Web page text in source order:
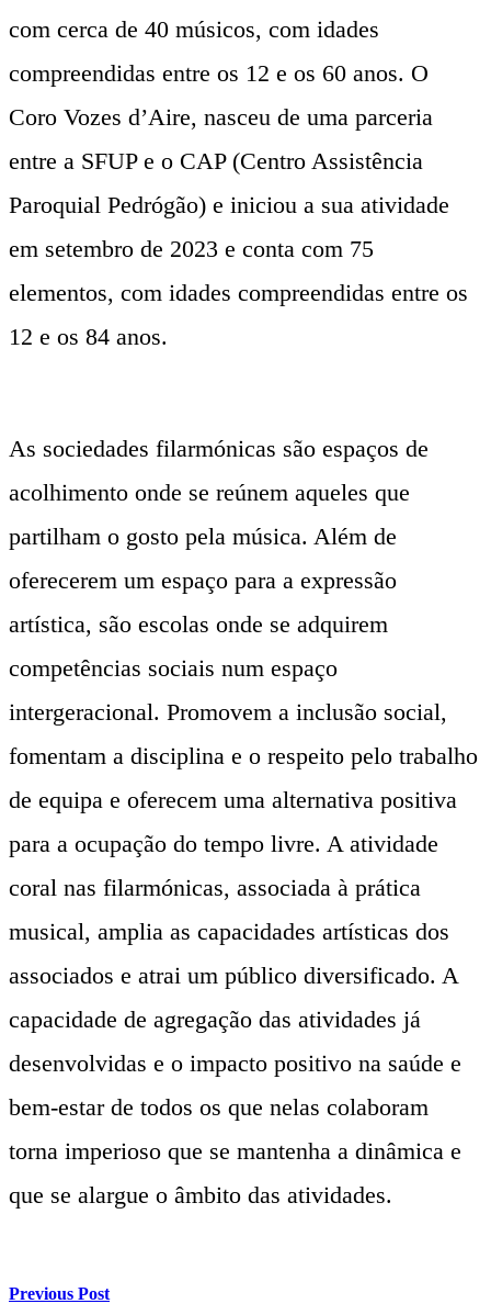
com cerca de 40 músicos, com idades
compreendidas entre os 12 e os 60 anos. O
Coro Vozes d’Aire, nasceu de uma parceria
entre a SFUP e o CAP (Centro Assistência
Paroquial Pedrógão) e iniciou a sua atividade
em setembro de 2023 e conta com 75
elementos, com idades compreendidas entre os
12 e os 84 anos.
As sociedades filarmónicas são espaços de
acolhimento onde se reúnem aqueles que
partilham o gosto pela música. Além de
oferecerem um espaço para a expressão
artística, são escolas onde se adquirem
competências sociais num espaço
intergeracional. Promovem a inclusão social,
fomentam a disciplina e o respeito pelo trabalho
de equipa e oferecem uma alternativa positiva
para a ocupação do tempo livre. A atividade
coral nas filarmónicas, associada à prática
musical, amplia as capacidades artísticas dos
associados e atrai um público diversificado. A
capacidade de agregação das atividades já
desenvolvidas e o impacto positivo na saúde e
bem-estar de todos os que nelas colaboram
torna imperioso que se mantenha a dinâmica e
que se alargue o âmbito das atividades.
Previous Post